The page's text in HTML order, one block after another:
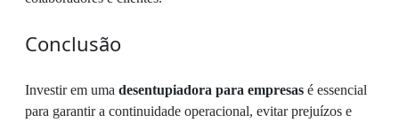
Conclusão
Investir em uma desentupiadora para empresas é essencial
para garantir a continuidade operacional, evitar prejuízos e